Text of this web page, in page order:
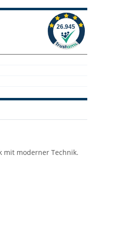
mit moderner Technik.